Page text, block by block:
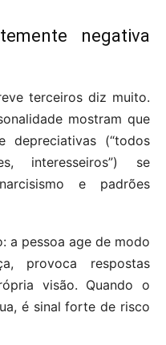
negativa
terceiros diz muito.
mostram que
depreciativas (“todos
interesseiros”) se
e padrões
a pessoa age de modo
provoca respostas
visão. Quando o
é sinal forte de risco